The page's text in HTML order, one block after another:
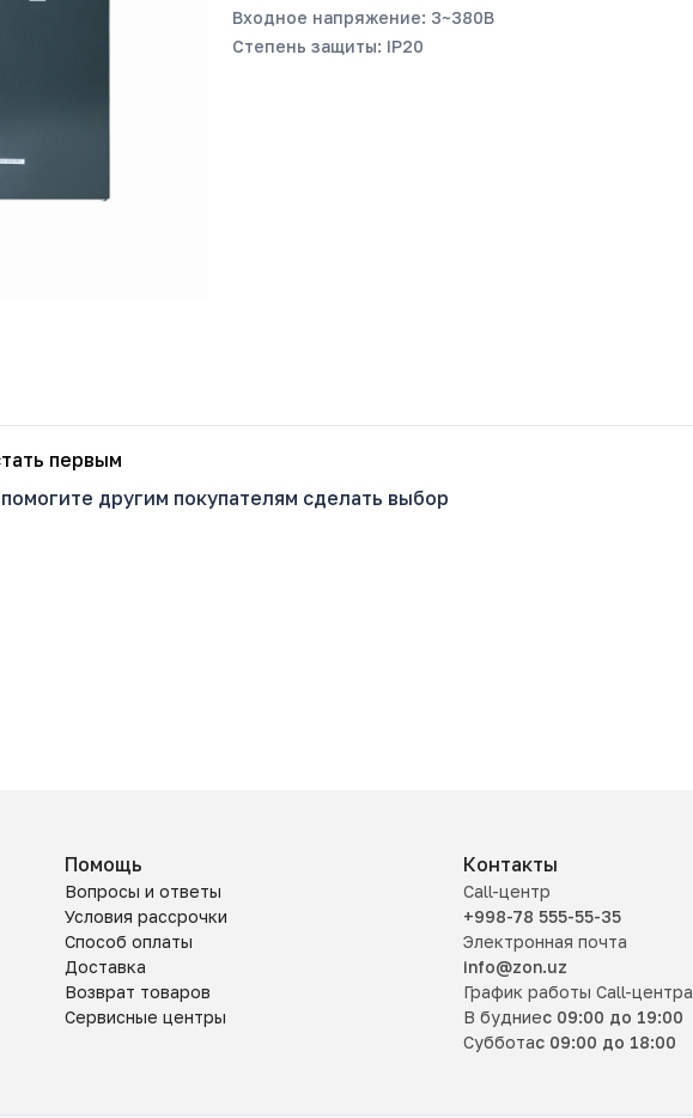
Входное напряжение: 3~380В
Степень защиты: IP20
первым
другим покупателям сделать выбор
Помощь
Вопросы и ответы
Условия рассрочки
Способ оплаты
Доставка
Возврат товаров
Сервисные центры
Контакты
Call-центр
+998-78 555-55-35
Электронная почта
info@zon.uz
График работы Call-центра
В будниес 09:00 до 19:00
Субботас 09:00 до 18:00